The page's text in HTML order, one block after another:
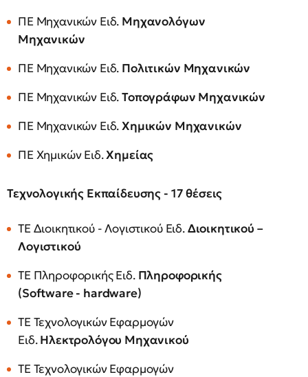
ΠΕ Μηχανικών Ειδ. Μηχανολόγων
Μηχανικών
ΠΕ Μηχανικών Ειδ. Πολιτικών Μηχανικών
ΠΕ Μηχανικών Ειδ.Τοπογράφων Μηχανικών
ΠΕ Μηχανικών Ειδ.Χημικών Μηχανικών
ΠΕ Χημικών Ειδ.Χημείας
Τεχνολογικής Εκπαίδευσης - 17 θέσεις
ΤΕ Διοικητικού - Λογιστικού Ειδ.Διοικητικού –
Λογιστικού
ΤΕ Πληροφορικής Ειδ. Πληροφορικής
(Software - hardware)
ΤΕ Τεχνολογικών Εφαρμογών
Ειδ.Ηλεκτρολόγου Μηχανικού
ΤΕ Τεχνολογικών Εφαρμογών